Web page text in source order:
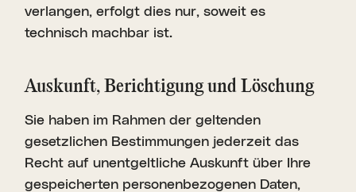
verlangen, erfolgt dies nur, soweit es
technisch machbar ist.
Auskunft, Berich­tigung und Löschung
Sie haben im Rahmen der geltenden
gesetzlichen Bestimmungen jederzeit das
Recht auf unentgeltliche Auskunft über Ihre
gespeicherten personenbezogenen Daten,